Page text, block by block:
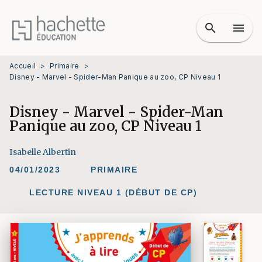
MENU RECHERCHE
PIED DE PAGE
search menu
Accueil > Primaire
>
Disney - Marvel - Spider-Man Panique au zoo, CP Niveau 1
Disney - Marvel - Spider-Man
Panique au zoo, CP Niveau 1
Isabelle Albertin
04/01/2023 PRIMAIRE
LECTURE NIVEAU 1 (DÉBUT DE CP)